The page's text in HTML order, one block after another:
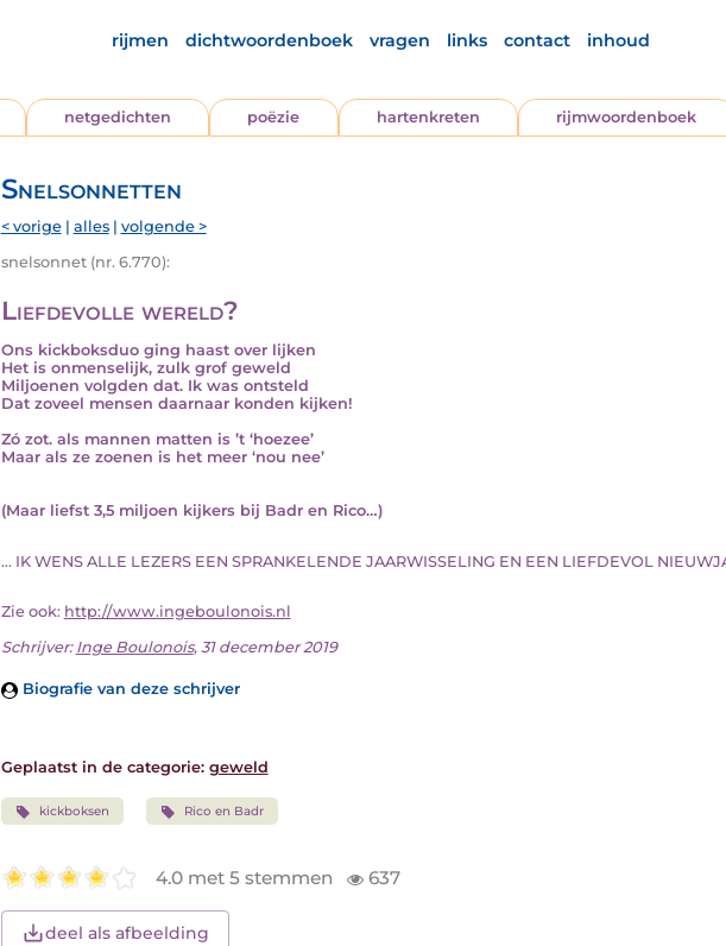
rijmen dichtwoordenboek vragen links contact inhoud
netgedichten poëzie hartenkreten rijmwoordenboek
Snelsonnetten
< vorige| alles| volgende >
snelsonnet (nr. 6.770):
Liefdevolle wereld?
Ons kickboksduo ging haast over lijken
Het is onmenselijk, zulk grof geweld
Miljoenen volgden dat. Ik was ontsteld
Dat zoveel mensen daarnaar konden kijken!
Zó zot. als mannen matten is ’t ‘hoezee’
Maar als ze zoenen is het meer ‘nou nee’
(Maar liefst 3,5 miljoen kijkers bij Badr en Rico…)
... IK WENS ALLE LEZERS EEN SPRANKELENDE JAARWISSELING EN EEN LIEFDEVOL
Zie ook: http://www.ingeboulonois.nl
Schrijver: Inge Boulonois, 31 december 2019
Biografie van deze schrijver
Geplaatst in de categorie: geweld
kickboksen Rico en Badr
4.0 met 5 stemmen 637
deel als afbeelding